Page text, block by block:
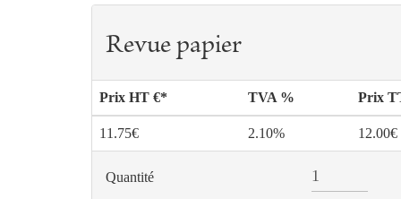
Revue papier
Prix HT €* TVA % Prix
11.75€ 2.10% 12.00€
Quantité